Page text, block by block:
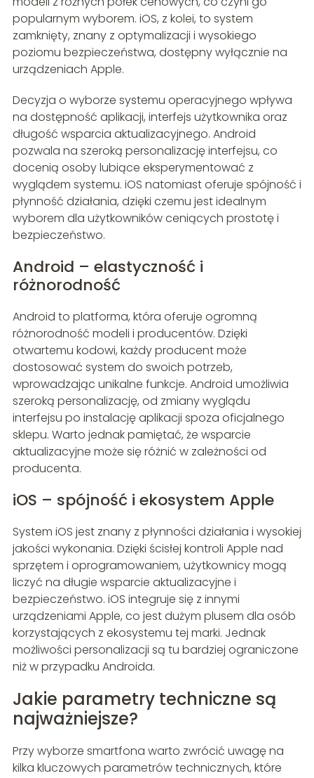
popularnym wyborem. iOS, z kolei, to system
zamknięty, znany z optymalizacji i wysokiego
poziomu bezpieczeństwa, dostępny wyłącznie na
urządzeniach Apple.
Decyzja o wyborze systemu operacyjnego wpływa
na dostępność aplikacji, interfejs użytkownika oraz
długość wsparcia aktualizacyjnego. Android
pozwala na szeroką personalizację interfejsu, co
docenią osoby lubiące eksperymentować z
wyglądem systemu. iOS natomiast oferuje spójność i
płynność działania, dzięki czemu jest idealnym
wyborem dla użytkowników ceniących prostotę i
bezpieczeństwo.
Android – elastyczność i
różnorodność
Android to platforma, która oferuje ogromną
różnorodność modeli i producentów. Dzięki
otwartemu kodowi, każdy producent może
dostosować system do swoich potrzeb,
wprowadzając unikalne funkcje. Android umożliwia
szeroką personalizację, od zmiany wyglądu
interfejsu po instalację aplikacji spoza oficjalnego
sklepu. Warto jednak pamiętać, że wsparcie
aktualizacyjne może się różnić w zależności od
producenta.
iOS – spójność i ekosystem Apple
System iOS jest znany z płynności działania i wysokiej
jakości wykonania. Dzięki ścisłej kontroli Apple nad
sprzętem i oprogramowaniem, użytkownicy mogą
liczyć na długie wsparcie aktualizacyjne i
bezpieczeństwo. iOS integruje się z innymi
urządzeniami Apple, co jest dużym plusem dla osób
korzystających z ekosystemu tej marki. Jednak
możliwości personalizacji są tu bardziej ograniczone
niż w przypadku Androida.
Jakie parametry techniczne są
najważniejsze?
Przy wyborze smartfona warto zwrócić uwagę na
kilka kluczowych parametrów technicznych, które